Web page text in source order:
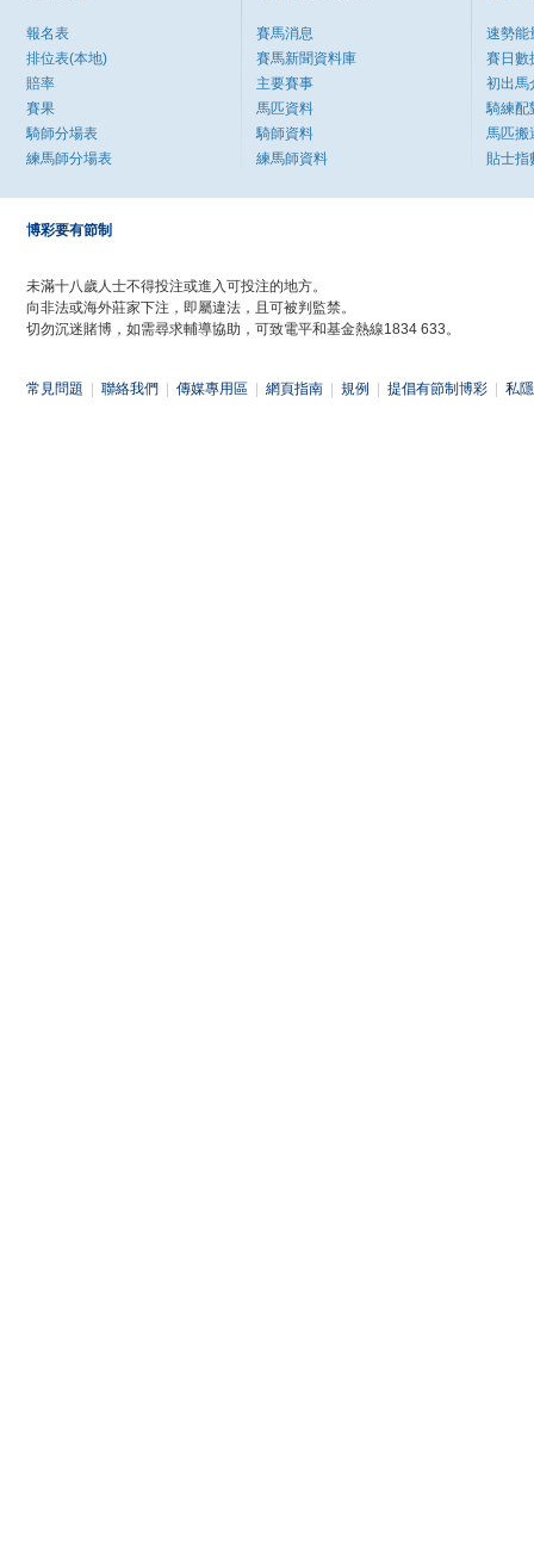
報名表
排位表(本地)
賠率
賽果
騎師分場表
練馬師分場表
賽馬消息
賽馬新聞資料庫
主要賽事
馬匹資料
騎師資料
練馬師資料
速勢能
賽日數
初出馬
騎練配
馬匹搬
貼士指
博彩要有節制
未滿十八歲人士不得投注或進入可投注的地方。
向非法或海外莊家下注，即屬違法，且可被判監禁。
切勿沉迷賭博，如需尋求輔導協助，可致電平和基金熱線1834 633。
常見問題 聯絡我們 傳媒專用區 網頁指南 規例 提倡有節制博彩 私